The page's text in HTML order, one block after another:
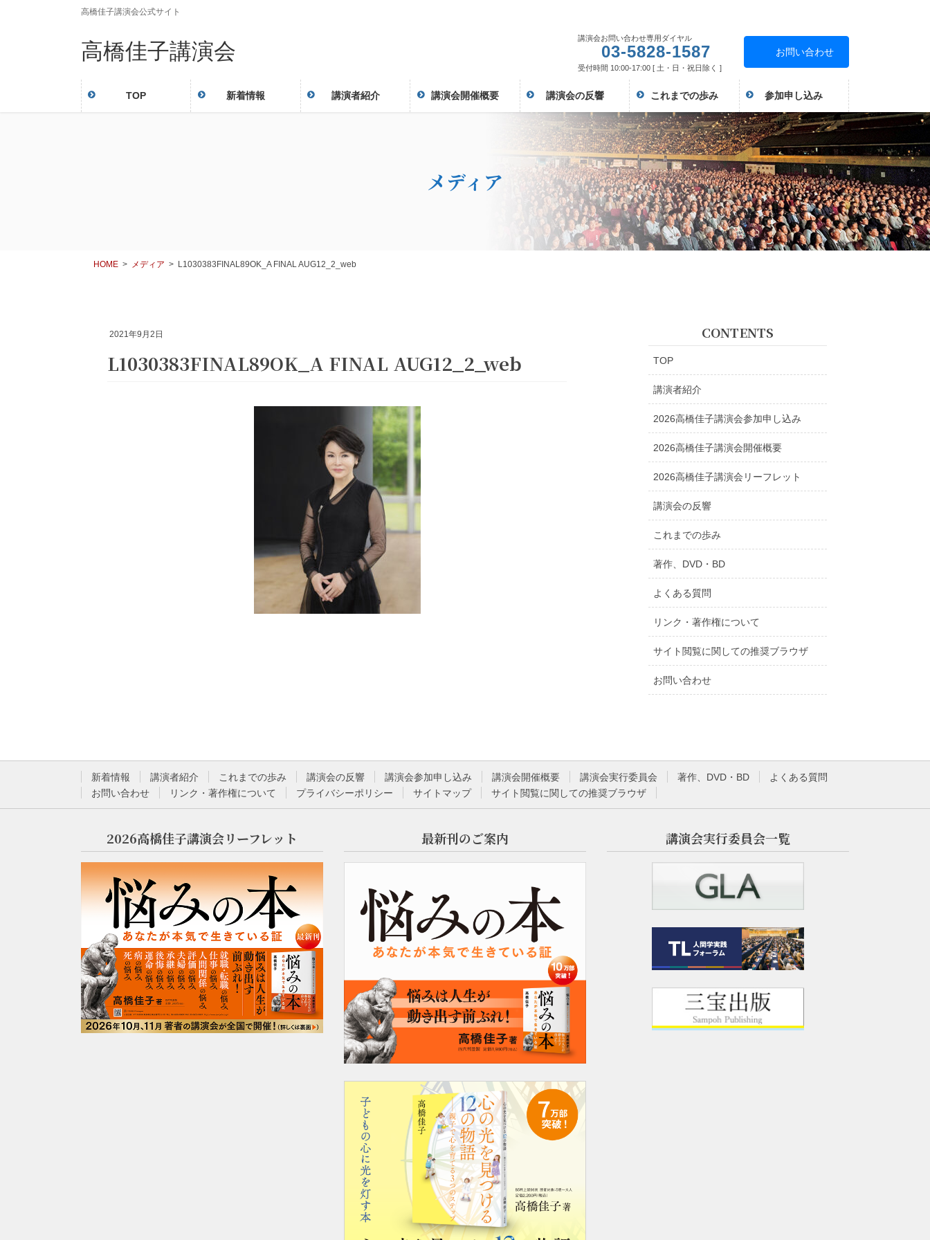
高橋佳子講演会公式サイト
高橋佳子講演会 講演会お問い合わせ専用ダイヤル
03-5828-1587
受付時間 10:00-17:00 [ 土・日・祝日除く ]
お問い合わせ
TOP 新着情報 講演者紹介 講演会開催概要 講演会の反響 これまでの歩み 参加申し込み
メディア
HOME メディア L1030383FINAL89OK_A FINAL AUG12_2_web
2021年9月2日
L1030383FINAL89OK_A FINAL AUG12_2_web
CONTENTS
TOP
講演者紹介
2026高橋佳子講演会参加申し込み
2026高橋佳子講演会開催概要
2026高橋佳子講演会リーフレット
講演会の反響
これまでの歩み
著作、DVD・BD
よくある質問
リンク・著作権について
サイト閲覧に関しての推奨ブラウザ
お問い合わせ
新着情報 講演者紹介 これまでの歩み 講演会の反響 講演会参加申し込み 講演会開催概要 講演会実行委員会 著作、DVD・BD
よくある質問
お問い合わせ
リンク・著作権について プライバシーポリシー サイトマップ サイト閲覧に関しての推奨ブラウザ
2026高橋佳子講演会リーフレット 最新刊のご案内 講演会実行委員会一覧